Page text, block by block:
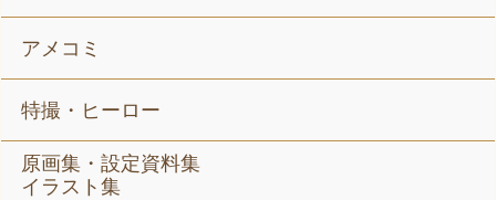
アメコミ
特撮・ヒーロー
原画集・設定資料集
イラスト集